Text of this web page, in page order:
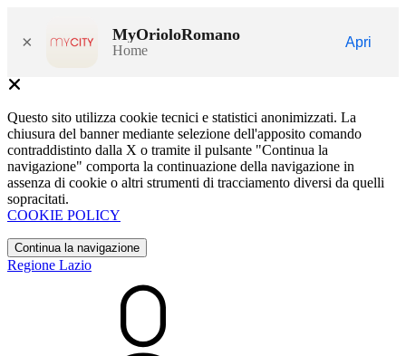
× MyOrioloRomano
Home
Apri
Questo sito utilizza cookie tecnici e statistici anonimizzati. La
chiusura del banner mediante selezione dell'apposito comando
contraddistinto dalla X o tramite il pulsante "Continua la
navigazione" comporta la continuazione della navigazione in
assenza di cookie o altri strumenti di tracciamento diversi da quelli
sopracitati.
COOKIE POLICY
Continua la navigazione
Regione Lazio